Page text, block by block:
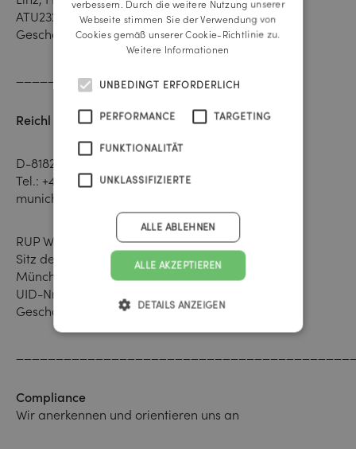
ATU23270207
Geschäftsführung: Petra Ackerl, Markus Huber
___________________
Reichl und Partner Deutschland
D-81827 München, Wasserburger Landstraße 264
Tel.: +49 89 889 97 790
munich@reichlundpartner.de
RUP Werbeagentur GmbH
Sitz der Gesellschaft und Registergericht:
München HRB 227627
UID-Nr. DE 282691182
Geschäftsführung: Rainer Reichl
Compliance
Wir anerkennen und orientieren uns an
verbessern. Durch die weitere Nutzung unserer
Webseite stimmen Sie der Verwendung von
Cookies gemäß unserer Cookie-Richtlinie zu.
Weitere Informationen
UNBEDINGT ERFORDERLICH
PERFORMANCE TARGETING
FUNKTIONALITÄT
UNKLASSIFIZIERTE
ALLE AKZEPTIEREN
ALLE ABLEHNEN
DETAILS ANZEIGEN